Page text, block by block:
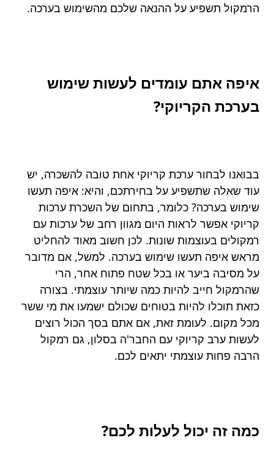
הרמקול תשפיע על ההנאה שלכם מהשימוש בערכה.
איפה אתם עומדים לעשות שימוש
בערכת הקריוקי?
בבואנו לבחור ערכת קריוקי אחת טובה להשכרה, יש
עוד שאלה שתשפיע על בחירתכם, והיא: איפה תעשו
שימוש בערכה? כלומר, בתחום של השכרת ערכות
קריוקי אפשר לראות היום מגוון רחב של ערכות עם
רמקולים בעוצמות שונות. לכן חשוב מאוד להחליט
מראש איפה תעשו שימוש בערכה. למשל, אם מדובר
על מסיבה ביער או בכל שטח פתוח אחר, הרי
שהרמקול חייב להיות כמה שיותר עוצמתי. בצורה
כזאת תוכלו להיות בטוחים שכולם ישמעו את מי ששר
מכל מקום. לעומת זאת, אם אתם בסך הכול רוצים
לעשות ערב קריוקי עם החבר'ה בסלון, גם רמקול
הרבה פחות עוצמתי יתאים לכם.
כמה זה יכול לעלות לכם?